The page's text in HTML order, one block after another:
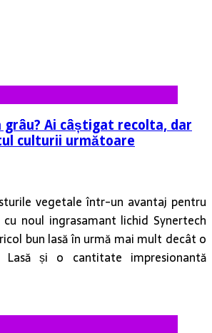
grâu? Ai câștigat recolta, dar
culturii următoare
vegetale într-un avantaj pentru
noul ingrasamant lichid Synertech
bun lasă în urmă mai mult decât o
Lasă și o cantitate impresionantă